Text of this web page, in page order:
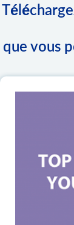
que vous